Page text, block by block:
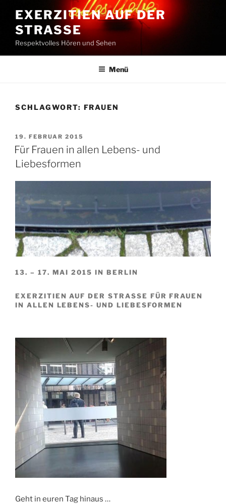
Inhalt
springen
EXERZITIEN AUF DER
STRASSE
Respektvolles Hören und Sehen
Menü
SCHLAGWORT: FRAUEN
VERÖFFENTLICHT
AM
19. FEBRUAR 2015
Für Frauen in allen Lebens- und
Liebesformen
13. – 17. MAI 2015 IN BERLIN
EXERZITIEN AUF DER STRASSE FÜR FRAUEN I
N ALLEN LEBENS- UND LIEBESFORMEN
Geht in euren Tag hinaus …